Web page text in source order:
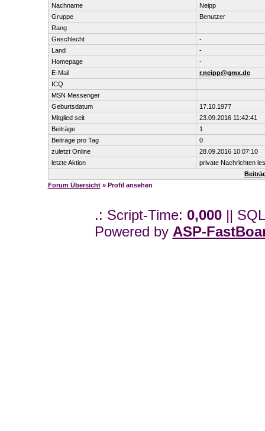
Nachname
Neipp
Gruppe
Benutzer
Rang
Geschlecht
-
Land
-
Homepage
-
E-Mail
r.neipp@gmx.de
ICQ
MSN Messenger
Geburtsdatum
17.10.1977
Mitglied seit
23.09.2016 11:42:41
Beiträge
1
Beiträge pro Tag
0
zuletzt Online
28.09.2016 10:07:10
letzte Aktion
private Nachrichten
Forum Übersicht» Profil ansehen
.: Script-Time: 0,000||
Powered by ASP-